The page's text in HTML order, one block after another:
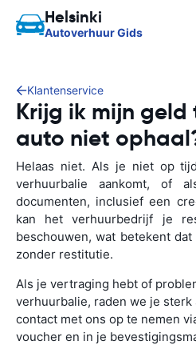
Helsinki
Autoverhuur Gids
Klantenservice
Krijg ik mijn
auto niet
Helaas niet. Als je niet op
verhuurbalie aankomt, of
documenten, inclusief een
kan het verhuurbedrijf je
beschouwen, wat betekent
zonder restitutie.
Als je vertraging hebt of
verhuurbalie, raden we je
contact met ons op te nemen
voucher en in je